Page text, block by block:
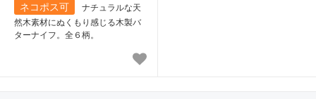
ネコポス可
ナチュラルな天
然木素材にぬくもり感じる木製バ
ターナイフ。全６柄。